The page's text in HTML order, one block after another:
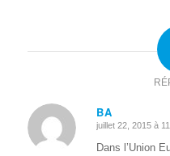
BA
dit
:
juillet 22, 2015 à
Dans l’Union